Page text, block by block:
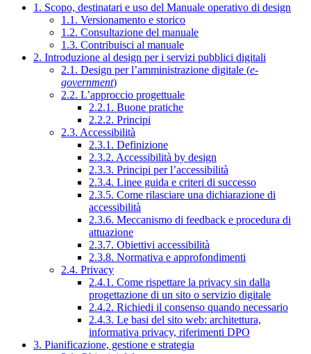
1. Scopo, destinatari e uso del Manuale operativo di design
1.1. Versionamento e storico
1.2. Consultazione del manuale
1.3. Contribuisci al manuale
2. Introduzione al design per i servizi pubblici digitali
2.1. Design per l’amministrazione digitale (e-
government)
2.2. L’approccio progettuale
2.2.1. Buone pratiche
2.2.2. Principi
2.3. Accessibilità
2.3.1. Definizione
2.3.2. Accessibilità by design
2.3.3. Principi per l’accessibilità
2.3.4. Linee guida e criteri di successo
2.3.5. Come rilasciare una dichiarazione di
accessibilità
2.3.6. Meccanismo di feedback e procedura di
attuazione
2.3.7. Obiettivi accessibilità
2.3.8. Normativa e approfondimenti
2.4. Privacy
2.4.1. Come rispettare la privacy sin dalla
progettazione di un sito o servizio digitale
2.4.2. Richiedi il consenso quando necessario
2.4.3. Le basi del sito web: architettura,
informativa privacy, riferimenti DPO
3. Pianificazione, gestione e strategia